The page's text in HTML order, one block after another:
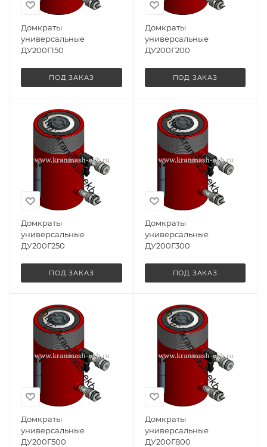
Домкраты
универсальные
ДУ200Г150
ПОД ЗАКАЗ
Домкраты
универсальные
ДУ200Г200
ПОД ЗАКАЗ
Домкраты
универсальные
ДУ200Г250
ПОД ЗАКАЗ
Домкраты
универсальные
ДУ200Г300
ПОД ЗАКАЗ
Домкраты
универсальные
ДУ200Г500
Домкраты
универсальные
ДУ200Г800